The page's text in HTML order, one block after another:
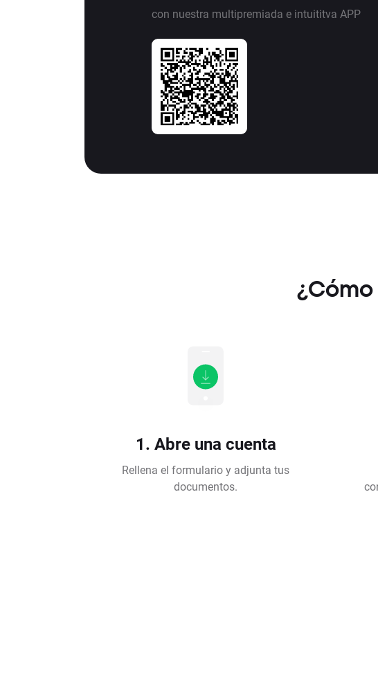
con nuestra multipremiada e intuititva APP
¿Cómo
1. Abre una cuenta
Rellena el formulario y adjunta tus
documentos.